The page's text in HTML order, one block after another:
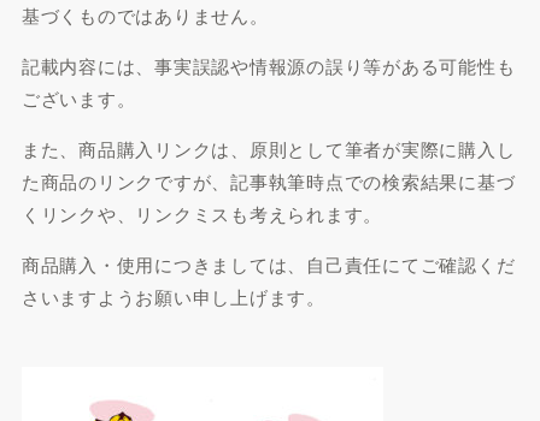
基づくものではありません。
記載内容には、事実誤認や情報源の誤り等がある可能性も
ございます。
また、商品購入リンクは、原則として筆者が実際に購入し
た商品のリンクですが、記事執筆時点での検索結果に基づ
くリンクや、リンクミスも考えられます。
商品購入・使用につきましては、自己責任にてご確認くだ
さいますようお願い申し上げます。